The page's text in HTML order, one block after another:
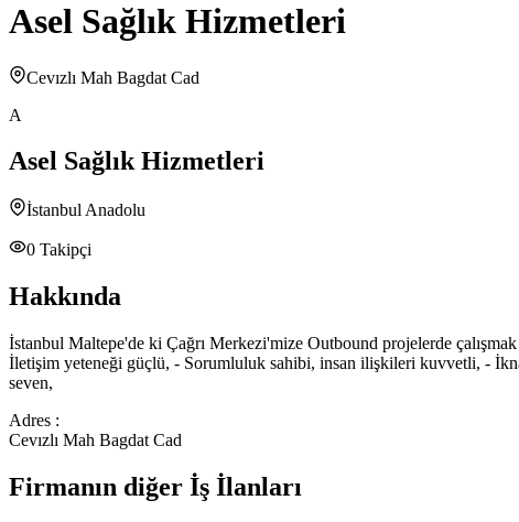
Asel Sağlık Hizmetleri
Cevızlı Mah Bagdat Cad
A
Asel Sağlık Hizmetleri
İstanbul Anadolu
0 Takipçi
Hakkında
İstanbul Maltepe'de ki Çağrı Merkezi'mize Outbound projelerde
İletişim yeteneği güçlü, - Sorumluluk sahibi, insan ilişkileri kuvvetli, -
seven,
Adres :
Cevızlı Mah Bagdat Cad
Firmanın diğer İş İlanları